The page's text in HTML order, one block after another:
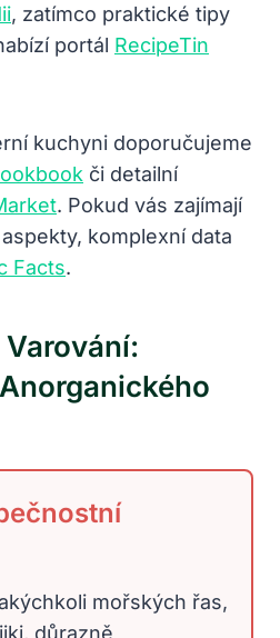
, zatímco praktické tipy
portál RecipeTin
kuchyni doporučujeme
či detailní
. Pokud vás zajímají
komplexní data
Facts.
mořských řas,
důrazně